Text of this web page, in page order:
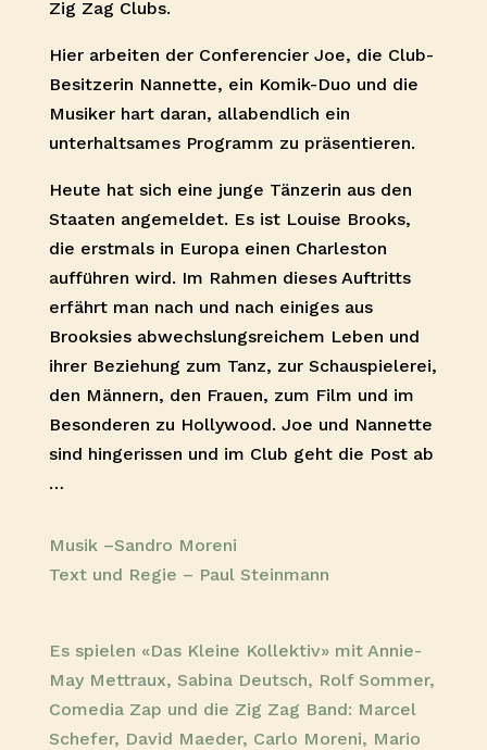
Zig Zag Clubs.
Hier arbeiten der Conferencier Joe, die Club-
Besitzerin Nannette, ein Komik-Duo und die
Musiker hart daran, allabendlich ein
unterhaltsames Programm zu präsentieren.
Heute hat sich eine junge Tänzerin aus den
Staaten angemeldet. Es ist Louise Brooks,
die erstmals in Europa einen Charleston
aufführen wird. Im Rahmen dieses Auftritts
erfährt man nach und nach einiges aus
Brooksies abwechslungsreichem Leben und
ihrer Beziehung zum Tanz, zur Schauspielerei,
den Männern, den Frauen, zum Film und im
Besonderen zu Hollywood. Joe und Nannette
sind hingerissen und im Club geht die Post ab
…
Musik –Sandro Moreni
Text und Regie – Paul Steinmann
Es spielen «Das Kleine Kollektiv» mit Annie-
May Mettraux, Sabina Deutsch, Rolf Sommer,
Comedia Zap und die Zig Zag Band: Marcel
Schefer, David Maeder, Carlo Moreni, Mario